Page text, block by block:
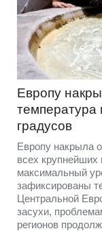
Европу
градусов
Европу накрыла
всех крупнейших
максимальный
зафиксированы
Центральной
засухи,
регионов